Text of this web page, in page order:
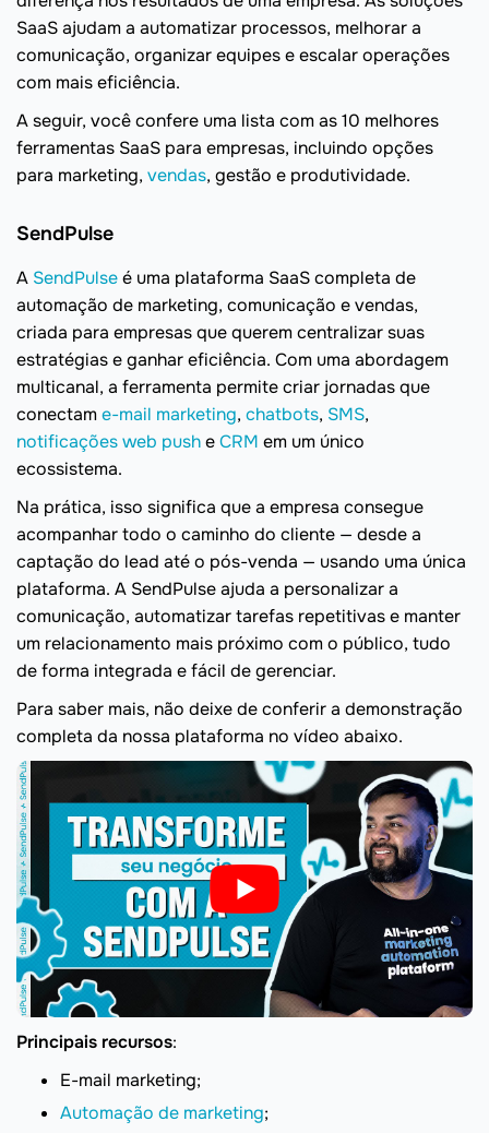
SaaS ajudam a automatizar processos, melhorar a
comunicação, organizar equipes e escalar operações
com mais eficiência.
A seguir, você confere uma lista com as 10 melhores
ferramentas SaaS para empresas, incluindo opções
para marketing, vendas, gestão e produtividade.
SendPulse
A SendPulseé uma plataforma SaaS completa de
automação de marketing, comunicação e vendas,
criada para empresas que querem centralizar suas
estratégias e ganhar eficiência. Com uma abordagem
multicanal, a ferramenta permite criar jornadas que
conectame-mail marketing, chatbots, SMS,
notificações web pusheCRM em um único
ecossistema.
Na prática, isso significa que a empresa consegue
acompanhar todo o caminho do cliente — desde a
captação do lead até o pós-venda — usando uma única
plataforma. A SendPulse ajuda a personalizar a
comunicação, automatizar tarefas repetitivas e manter
um relacionamento mais próximo com o público, tudo
de forma integrada e fácil de gerenciar.
Para saber mais, não deixe de conferir a demonstração
completa da nossa plataforma no vídeo abaixo.
Principais recursos:
E-mail marketing;
Automação de marketing;